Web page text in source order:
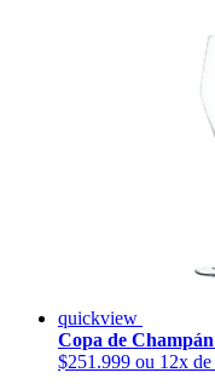
quickview
Copa de
$251.999 ou 12x